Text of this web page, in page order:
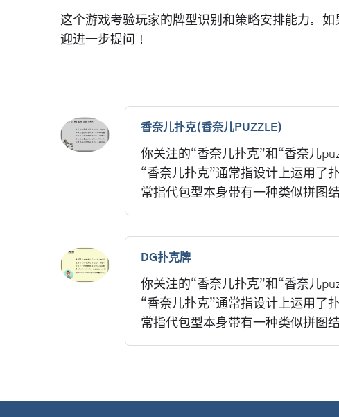
这个游戏考验玩家的牌型识别和策略安排能力。
迎进一步提问！
香奈儿扑克(香奈儿PUZZLE)
你关注的“香奈儿扑克”和“香奈儿
“香奈儿扑克”通常指设计上运用了
常指代包型本身带有一种类似拼图
DG扑克牌
你关注的“香奈儿扑克”和“香奈儿
“香奈儿扑克”通常指设计上运用了
常指代包型本身带有一种类似拼图